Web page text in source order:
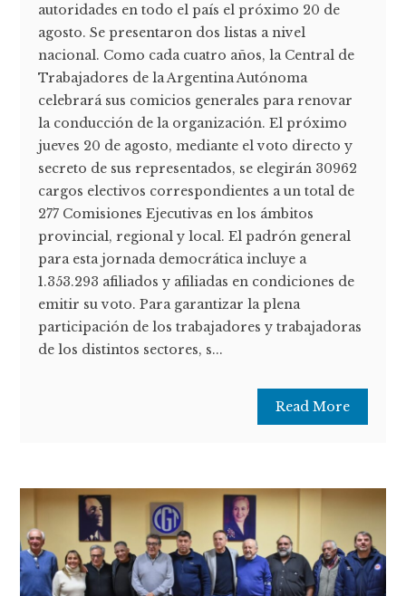
autoridades en todo el país el próximo 20 de
agosto. Se presentaron dos listas a nivel
nacional. Como cada cuatro años, la Central de
Trabajadores de la Argentina Autónoma
celebrará sus comicios generales para renovar
la conducción de la organización. El próximo
jueves 20 de agosto, mediante el voto directo y
secreto de sus representados, se elegirán 30962
cargos electivos correspondientes a un total de
277 Comisiones Ejecutivas en los ámbitos
provincial, regional y local. El padrón general
para esta jornada democrática incluye a
1.353.293 afiliados y afiliadas en condiciones de
emitir su voto. Para garantizar la plena
participación de los trabajadores y trabajadoras
de los distintos sectores, s...
Read More